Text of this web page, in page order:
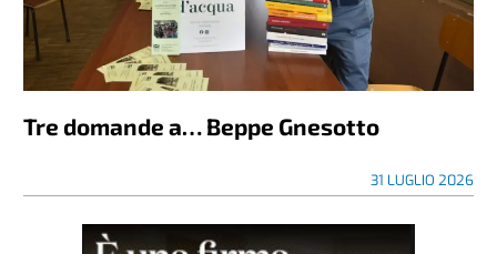
Tre domande a… Beppe Gnesotto
31 LUGLIO 2026